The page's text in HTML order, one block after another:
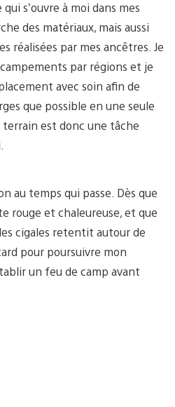
s’ouvre à moi dans mes
des matériaux, mais aussi
réalisées par mes ancêtres. Je
par régions et je
avec soin afin de
que possible en une seule
est donc une tâche
au temps qui passe. Dès que
rouge et chaleureuse, et que
cigales retentit autour de
pour poursuivre mon
un feu de camp avant